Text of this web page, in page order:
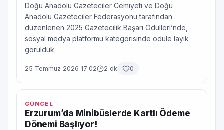
Doğu Anadolu Gazeteciler Cemiyeti ve Doğu
Anadolu Gazeteciler Federasyonu tarafından
düzenlenen 2025 Gazetecilik Başarı Ödülleri’nde,
sosyal medya platformu kategorisinde ödüle layık
görüldük.
25 Temmuz 2026 17:02 2 dk 0
GÜNCEL
Erzurum’da Minibüslerde Kartlı Ödeme
Dönemi Başlıyor!